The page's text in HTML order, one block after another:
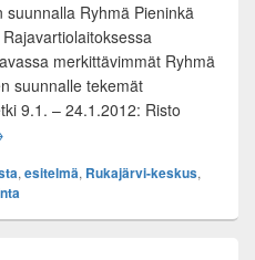
suunnalla Ryhmä Pieninkä
merkittävimmät Ryhmä
suunnalle tekemät
9.1. – 24.1.2012: Risto
partioretket seminaari –
, esitelmä, Rukajärvi-keskus,